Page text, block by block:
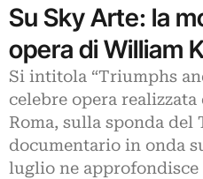
Su Sky Arte: la
opera di William
Si intitola “Triumphs
celebre opera
Roma, sulla sponda del
documentario in onda
luglio ne approfondisce